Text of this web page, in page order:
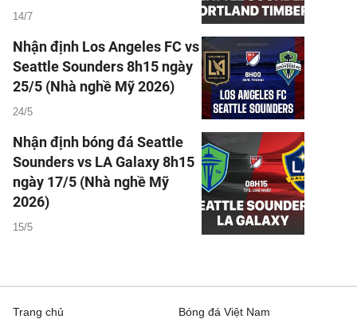
14/7
Nhận định Los Angeles FC vs
Seattle Sounders 8h15 ngày
25/5 (Nhà nghề Mỹ 2026)
24/5
Nhận định bóng đá Seattle
Sounders vs LA Galaxy 8h15
ngày 17/5 (Nhà nghề Mỹ
2026)
15/5
Trang chủ
Bóng đá Việt Nam